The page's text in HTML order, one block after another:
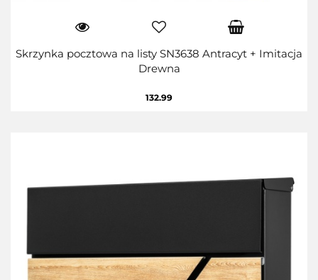
Skrzynka pocztowa na listy SN3638 Antracyt + Imitacja
Drewna
132.99